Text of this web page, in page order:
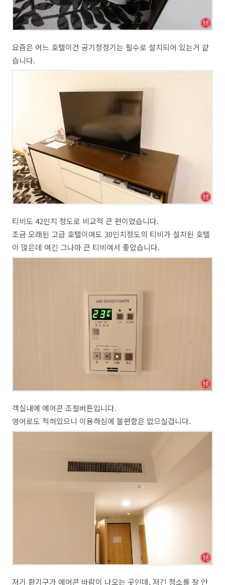
요즘은 어느 호텔이건 공기청정기는 필수로 설치되어 있는거 같
습니다.
티비도 42인치 정도로 비교적 큰 편이었습니다.
조금 오래된 고급 호텔이여도 30인치정도의 티비가 설치된 호텔
이 많은데 여긴 그나마 큰 티비여서 좋았습니다.
객실내에 에어콘 조절버튼입니다.
영어로도 적혀있으니 이용하심에 불편함은 없으실겁니다.
저기 환기구가 에어콘 바람이 나오는 곳인데, 저긴 청소를 잘 안